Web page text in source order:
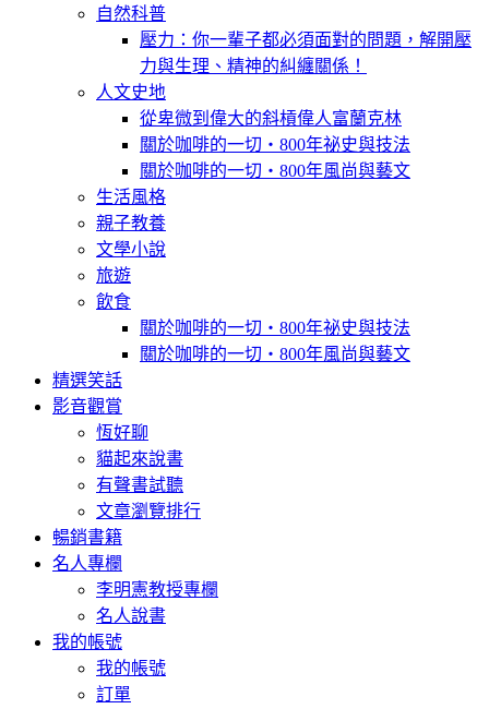
自然科普
壓力：你一輩子都必須面對的問題，解開壓
力與生理、精神的糾纏關係！
人文史地
從卑微到偉大的斜槓偉人富蘭克林
關於咖啡的一切‧800年祕史與技法
關於咖啡的一切‧800年風尚與藝文
生活風格
親子教養
文學小說
旅遊
飲食
關於咖啡的一切‧800年祕史與技法
關於咖啡的一切‧800年風尚與藝文
精選笑話
影音觀賞
恆好聊
貓起來說書
有聲書試聽
文章瀏覽排行
暢銷書籍
名人專欄
李明憲教授專欄
名人說書
我的帳號
我的帳號
訂單